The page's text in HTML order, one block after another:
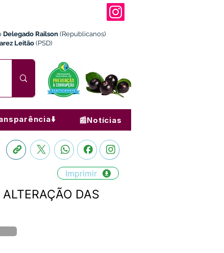
Delegado Railson (Republicanos)
Leitão (PSD)
📰Notícias
Imprimir
DAS